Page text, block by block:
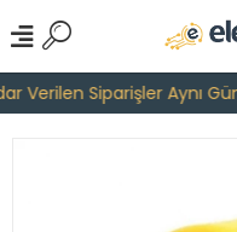
Siparişler Aynı Gün